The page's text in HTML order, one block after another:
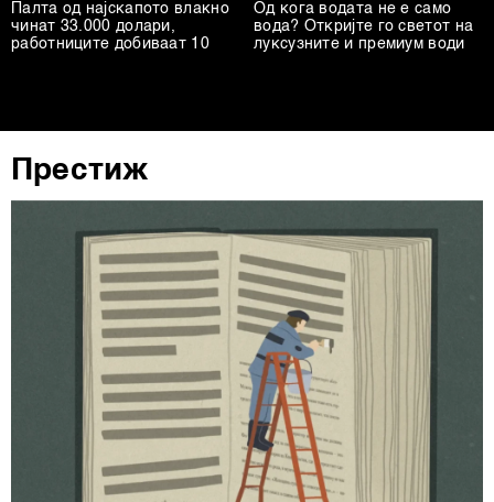
колачиња . Колачињата во кој било момент можете
повторно да ги ажурирате со клик на „Прикажи ги
Палта од најскапото влакно
чинат 33.000 долари,
работниците добиваат 10
Од кога водата не е само
вода? Откријте го светот на
луксузните и премиум води
Престиж